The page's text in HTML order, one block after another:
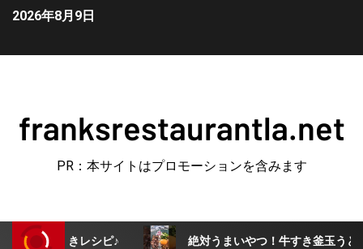
2026年8月9日
franksrestaurantla.net
PR：本サイトはプロモーションを含みます
レシピ♪ 絶対うまいやつ！牛すき釜玉うどん🐣 #簡単